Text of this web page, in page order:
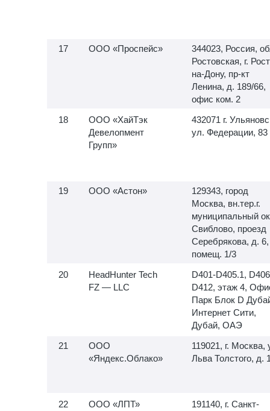
ООО «Проспейс»
344023, Россия,
Ростовская, г.
на-Дону, пр-кт
Ленина, д. 189/66,
офис ком. 2
ООО «ХайТэк
Девелопмент
Групп»
432071 г.
ул. Федерации, 83
ООО «Астон»
129343, город
Москва, вн.тер.г.
муниципальный
Свиблово, проезд
Серебрякова, д. 6,
помещ. 1/3
HeadHunter Tech
FZ — LLC
D401-D405.1,
D412, этаж 4,
Парк Блок D
Интернет Сити,
Дубай, ОАЭ
ООО
«Яндекс.Облако»
119021, г. Москва,
Льва Толстого, д.
ООО «ЛПТ»
191140, г. Санкт-